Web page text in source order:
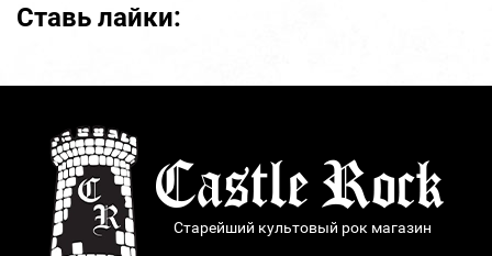
Ставь лайки:
Старейший культовый рок магазин